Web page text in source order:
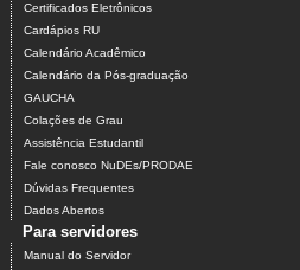
Certificados Eletrônicos
Cardápios RU
Calendário Acadêmico
Calendário da Pós-graduação
GAUCHA
Colações de Grau
Assistência Estudantil
Fale conosco NuDEs/PRODAE
Dúvidas Frequentes
Dados Abertos
Para servidores
Manual do Servidor